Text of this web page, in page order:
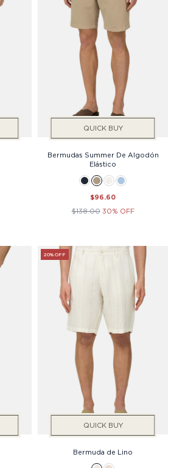
QUICK BUY
Bermudas Summer De Algodón
Elástico
$96.60
$138.00 30% OFF
20% OFF
QUICK BUY
Bermuda de Lino